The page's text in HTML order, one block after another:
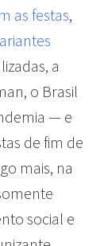
as festas,
a
o Brasil
— e
de fim de
mais, na
social e